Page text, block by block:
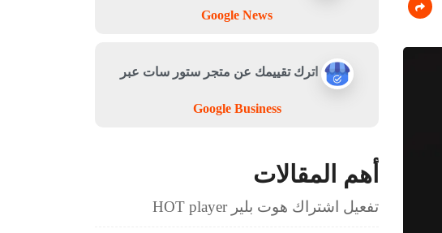
Google News
اترك تقييمك عن متجر ستور سات عبر
Google Business
أهم المقالات
تفعيل اشتراك هوت بلير HOT player